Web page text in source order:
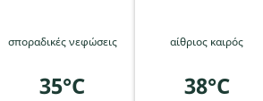
σποραδικές νεφώσεις
35°C
αίθριος καιρός
38°C